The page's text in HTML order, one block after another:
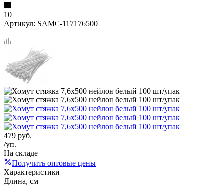
10
Артикул: SAMC-117176500
479 руб.
/уп.
На складе
Получить оптовые цены
Характеристики
Длина, см
—